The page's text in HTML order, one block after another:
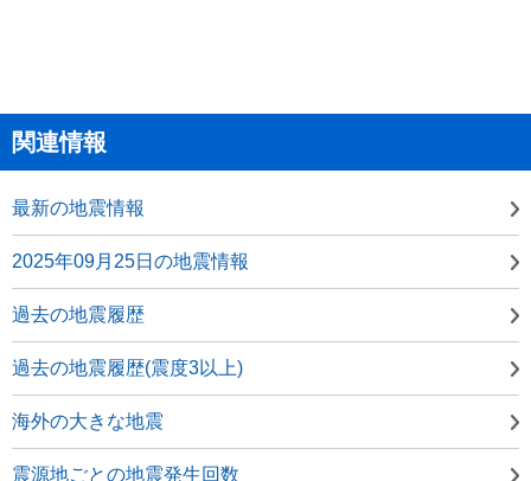
関連情報
最新の地震情報
2025年09月25日の地震情報
過去の地震履歴
過去の地震履歴(震度3以上)
海外の大きな地震
震源地ごとの地震発生回数